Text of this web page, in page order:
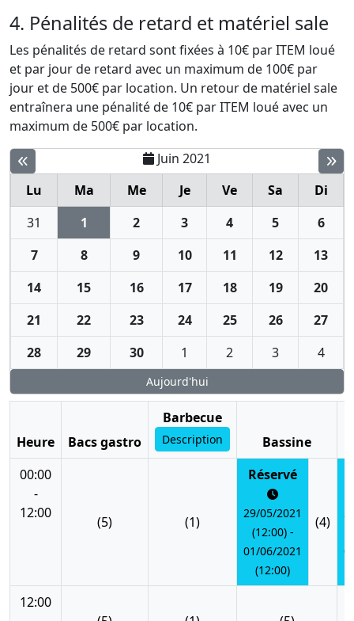
4. Pénalités de retard et matériel sale
Les pénalités de retard sont fixées à 10€ par ITEM loué
et par jour de retard avec un maximum de 100€ par
jour et de 500€ par location. Un retour de matériel sale
entraînera une pénalité de 10€ par ITEM loué avec un
maximum de 500€ par location.
Juin 2021
Lu
Ma Me Je Ve Sa
Di
31
1 2 3 4 5
6
7
8 9 10 11 12
13
14
15 16 17 18 19
20
21
22 23 24 25 26
27
28
29 30 1 2 3 4
Aujourd'hui
Heure Bacs gastro
Barbecue
Description
Bassine
00:00
-
12:00
(5) (1)
Réservé
29/05/2021
(12:00) -
01/06/2021
(12:00)
(4)
12:00